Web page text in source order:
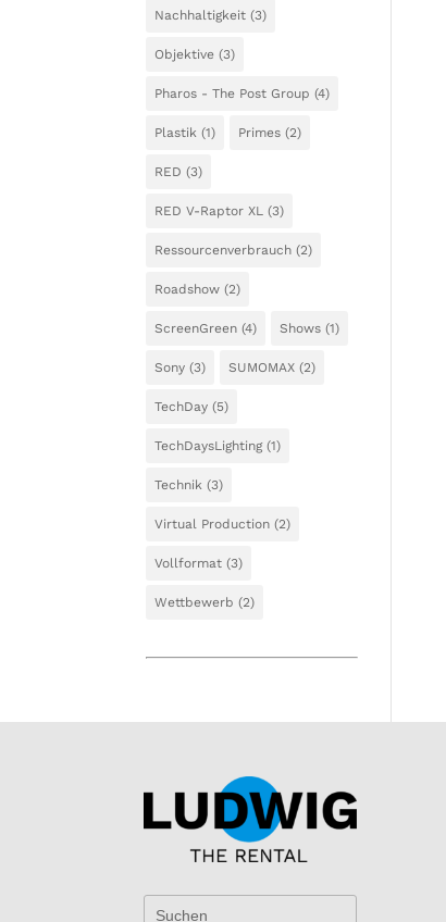
Nachhaltigkeit (3)
Objektive (3)
Pharos - The Post Group (4)
Plastik (1) Primes (2)
RED (3)
RED V-Raptor XL (3)
Ressourcenverbrauch (2)
Roadshow (2)
ScreenGreen (4) Shows (1)
Sony (3) SUMOMAX (2)
TechDay (5)
TechDaysLighting(1)
Technik (3)
Virtual Production (2)
Vollformat (3)
Wettbewerb (2)